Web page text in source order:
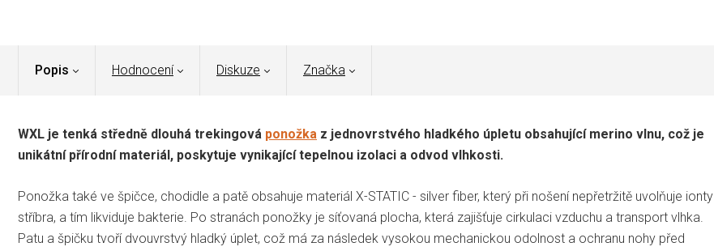
Popis Hodnocení Diskuze Značka
WXL je tenká středně dlouhá trekingová ponožka z jednovrstvého hladkého úpletu obsahující merino vlnu, což je
unikátní přírodní materiál, poskytuje vynikající tepelnou izolaci a odvod vlhkosti.
Ponožka také ve špičce, chodidle a patě obsahuje materiál X-STATIC - silver fiber, který při nošení nepřetržitě uvolňuje ionty
stříbra, a tím likviduje bakterie. Po stranách ponožky je síťovaná plocha, která zajišťuje cirkulaci vzduchu a transport vlhka.
Patu a špičku tvoří dvouvrstvý hladký úplet, což má za následek vysokou mechanickou odolnost a ochranu nohy před